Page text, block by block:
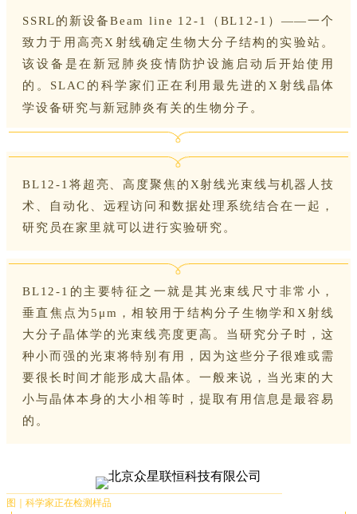
SSRL的新设备Beam line 12-1（BL12-1）——一个
致力于用高亮X射线确定生物大分子结构的实验站。
该设备是在新冠肺炎疫情防护设施启动后开始使用
的。SLAC的科学家们正在利用最先进的X射线晶体
学设备研究与新冠肺炎有关的生物分子。
BL12-1将超亮、高度聚焦的X射线光束线与机器人技
术、自动化、远程访问和数据处理系统结合在一起，
研究员在家里就可以进行实验研究。
BL12-1的主要特征之一就是其光束线尺寸非常小，
垂直焦点为5μm，相较用于结构分子生物学和X射线
大分子晶体学的光束线亮度更高。当研究分子时，这
种小而强的光束将特别有用，因为这些分子很难或需
要很长时间才能形成大晶体。一般来说，当光束的大
小与晶体本身的大小相等时，提取有用信息是最容易
的。
图｜科学家正在检测样品